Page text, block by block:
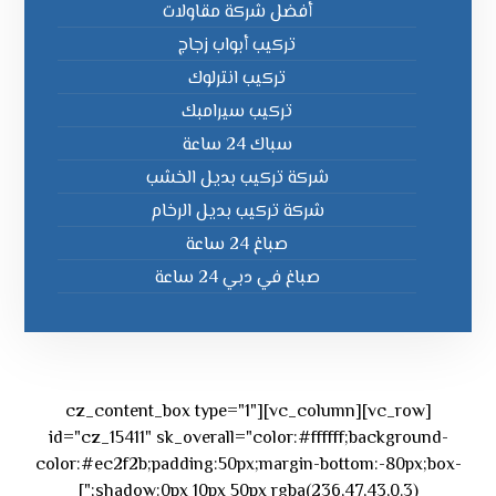
أفضل شركة مقاولات
تركيب أبواب زجاج
تركيب انترلوك
تركيب سيرامبك
سباك 24 ساعة
شركة تركيب بديل الخشب
شركة تركيب بديل الرخام
صباغ 24 ساعة
صباغ في دبي 24 ساعة
[vc_row][vc_column][cz_content_box type="1"
id="cz_15411" sk_overall="color:#ffffff;background-
color:#ec2f2b;padding:50px;margin-bottom:-80px;box-